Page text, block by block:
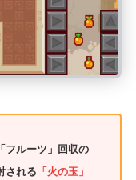
フルーツ」回収の
される 「火の玉」